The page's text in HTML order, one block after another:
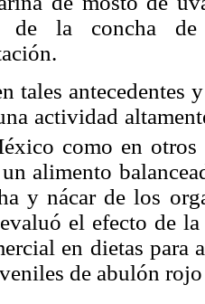
de la concha
tales
actividad
como en otros
alimento
y nácar de los
el efecto de
en dietas
de abulón